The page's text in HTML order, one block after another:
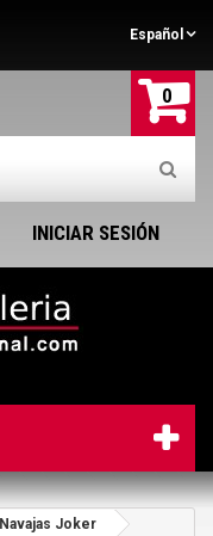
Español
0
INICIAR SESIÓN
Navajas Joker